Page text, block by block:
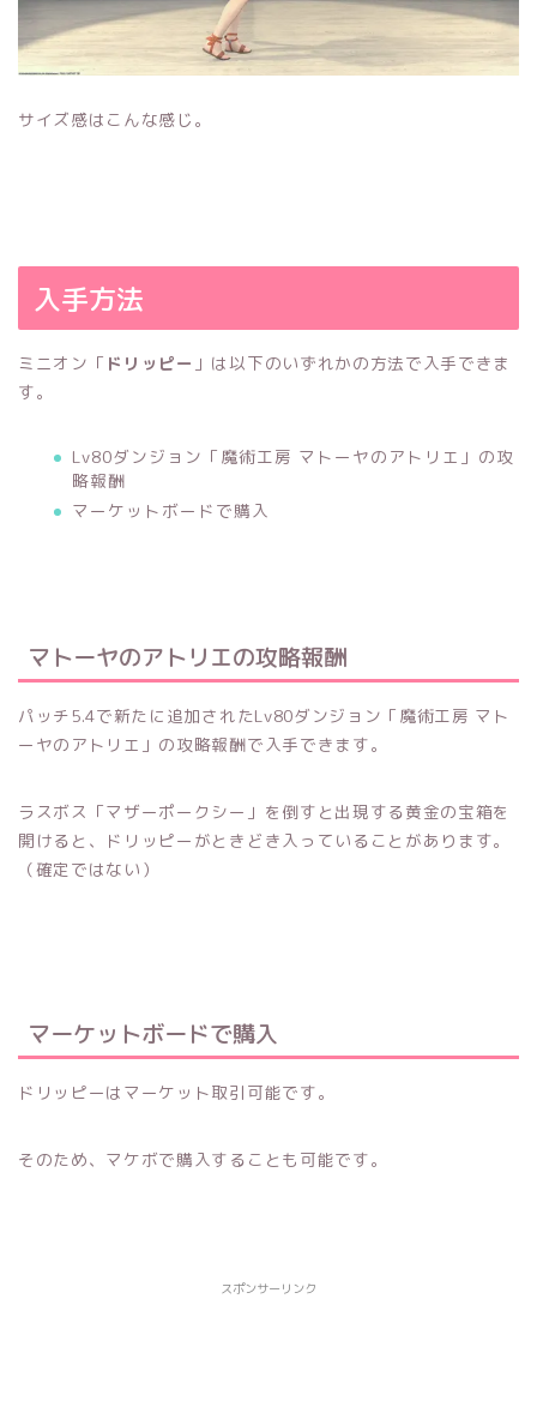
サイズ感はこんな感じ。
入手方法
ミニオン「 ドリッピー 」は以下のいずれかの方法で入手できま
す。
Lv80ダンジョン「魔術工房 マトーヤのアトリエ」の攻
略報酬
マーケットボードで購入
マトーヤのアトリエの攻略報酬
パッチ5.4で新たに追加されたLv80ダンジョン「魔術工房 マト
ーヤのアトリエ」の攻略報酬で入手できます。
ラスボス「マザーポークシー」を倒すと出現する黄金の宝箱を
開けると、ドリッピーがときどき入っていることがあります。
（確定ではない）
マーケットボードで購入
ドリッピーはマーケット取引可能です。
そのため、マケボで購入することも可能です。
スポンサーリンク